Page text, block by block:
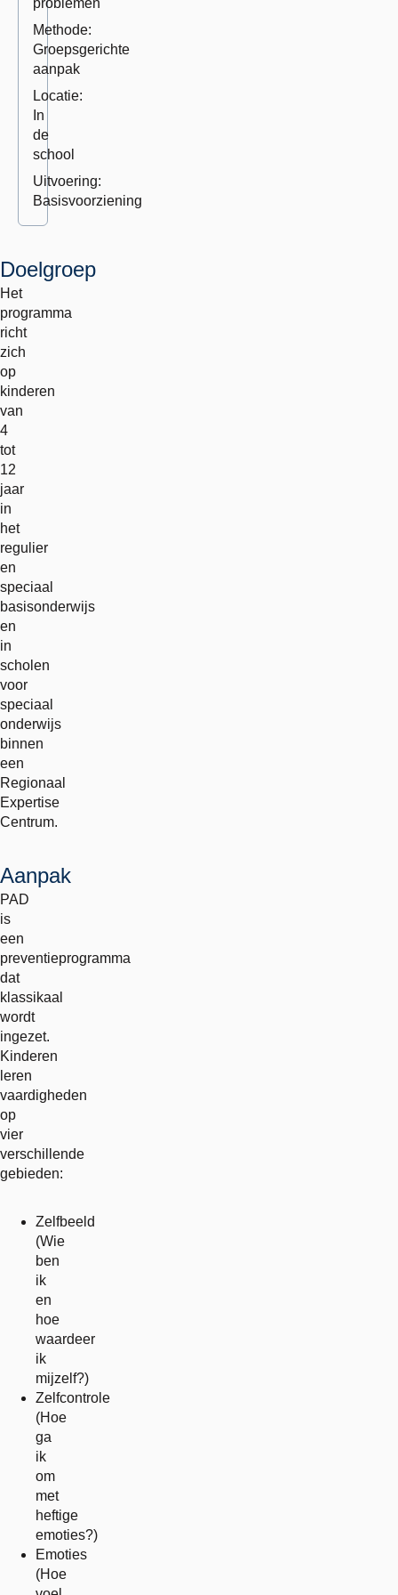
problemen
Methode:
Groepsgerichte
aanpak
Locatie:
In
de
school
Uitvoering:
Basisvoorziening
Doelgroep
Het
programma
richt
zich
op
kinderen
van
4
tot
12
jaar
in
het
regulier
en
speciaal
basisonderwijs
en
in
scholen
voor
speciaal
onderwijs
binnen
een
Regionaal
Expertise
Centrum.
Aanpak
PAD
is
een
preventieprogramma
dat
klassikaal
wordt
ingezet.
Kinderen
leren
vaardigheden
op
vier
verschillende
gebieden:
Zelfbeeld
(Wie
ben
ik
en
hoe
waardeer
ik
mijzelf?)
Zelfcontrole
(Hoe
ga
ik
om
met
heftige
emoties?)
Emoties
(Hoe